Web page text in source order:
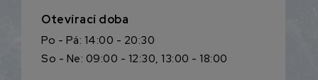
Otevírací doba
Po - Pá: 14:00 - 20:30
So - Ne: 09:00 - 12:30, 13:00 - 18:00